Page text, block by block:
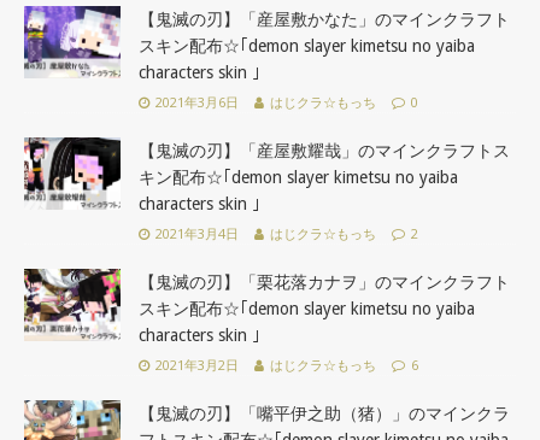
【鬼滅の刃】「産屋敷かなた」のマインクラフト
スキン配布☆｢demon slayer kimetsu no yaiba
characters skin ｣
2021年3月6日 はじクラ☆もっち 0
【鬼滅の刃】「産屋敷耀哉」のマインクラフトス
キン配布☆｢demon slayer kimetsu no yaiba
characters skin ｣
2021年3月4日 はじクラ☆もっち 2
【鬼滅の刃】「栗花落カナヲ」のマインクラフト
スキン配布☆｢demon slayer kimetsu no yaiba
characters skin ｣
2021年3月2日 はじクラ☆もっち 6
【鬼滅の刃】「嘴平伊之助（猪）」のマインクラ